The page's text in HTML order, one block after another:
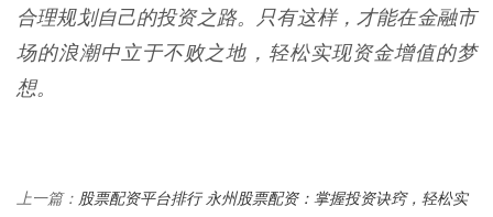
合理规划自己的投资之路。只有这样，才能在金融市
场的浪潮中立于不败之地，轻松实现资金增值的梦
想。
上一篇： 股票配资平台排行 永州股票配资：掌握投资诀窍，轻松实